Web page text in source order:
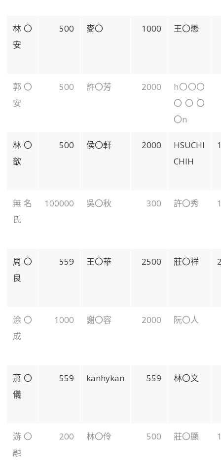
林〇
安
500 麥〇 1000 王〇懋
郭〇
安
500 許〇芳 2000 h〇〇〇
〇〇〇
〇n
林〇
歆
500 侯〇軒 2000
HSUCHI
CHIH
無名
氏
100000 吳〇秋 300 許〇秀
周〇
良
559 王〇華 2500 莊〇祥
涂〇
成
1000 謝〇容 2000 阮〇人
蕭〇
儀
559 kanhykan 559 林〇文
游〇
融
200 林〇伶 500 莊〇顯